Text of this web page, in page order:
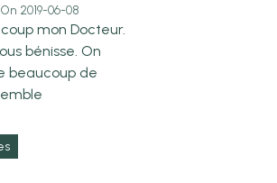
On 2019-06-08
mon Docteur.
bénisse. On
beaucoup de